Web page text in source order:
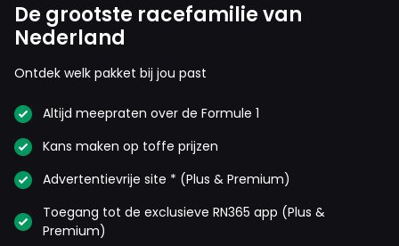
De grootste racefamilie van
Nederland
Ontdek welk pakket bij jou past
Altijd meepraten over de Formule 1
Kans maken op toffe prijzen
Advertentievrije site * (Plus & Premium)
Toegang tot de exclusieve RN365 app (Plus &
Premium)